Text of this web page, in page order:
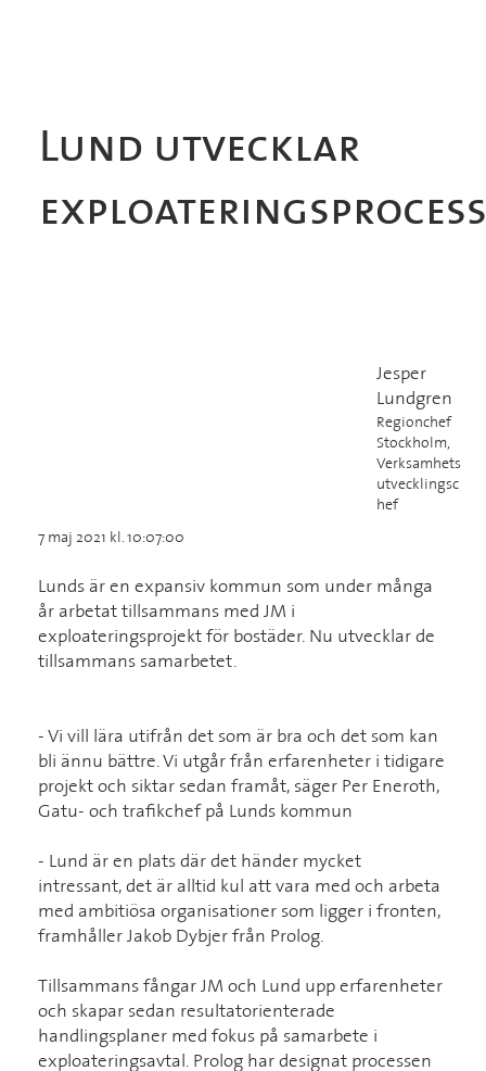
Jesper
Lundgren
Regionchef
Stockholm,
Verksamhets
utvecklingsc
hef
Lund utvecklar
7 maj 2021 kl. 10:07:00
Lunds är en expansiv kommun som under många
år arbetat tillsammans med JM i
exploateringsprojekt för bostäder. Nu utvecklar de
tillsammans samarbetet.
- Vi vill lära utifrån det som är bra och det som kan
bli ännu bättre. Vi utgår från erfarenheter i tidigare
projekt och siktar sedan framåt, säger Per Eneroth,
Gatu- och trafikchef på Lunds kommun
- Lund är en plats där det händer mycket
intressant, det är alltid kul att vara med och arbeta
med ambitiösa organisationer som ligger i fronten,
framhåller Jakob Dybjer från Prolog.
Tillsammans fångar JM och Lund upp erfarenheter
och skapar sedan resultatorienterade
handlingsplaner med fokus på samarbete i
exploateringsavtal. Prolog har designat processen